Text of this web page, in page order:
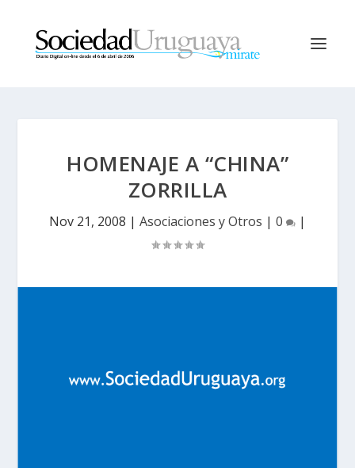
HOMENAJE A “CHINA”
ZORRILLA
Nov 21, 2008 | Asociaciones y Otros | 0 |